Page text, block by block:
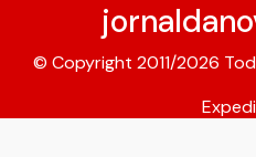
© Copyright 2011/2026